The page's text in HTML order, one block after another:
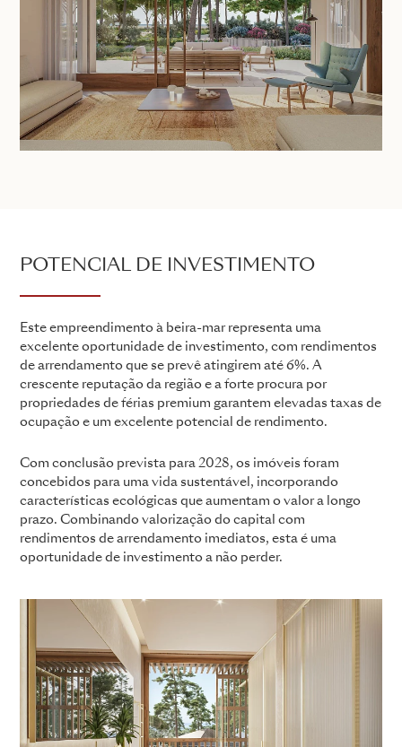
POTENCIAL DE INVESTIMENTO
Este empreendimento à beira-mar representa uma
excelente oportunidade de investimento, com rendimentos
de arrendamento que se prevê atingirem até 6%. A
crescente reputação da região e a forte procura por
propriedades de férias premium garantem elevadas taxas de
ocupação e um excelente potencial de rendimento.
Com conclusão prevista para 2028, os imóveis foram
concebidos para uma vida sustentável, incorporando
características ecológicas que aumentam o valor a longo
prazo. Combinando valorização do capital com
rendimentos de arrendamento imediatos, esta é uma
oportunidade de investimento a não perder.